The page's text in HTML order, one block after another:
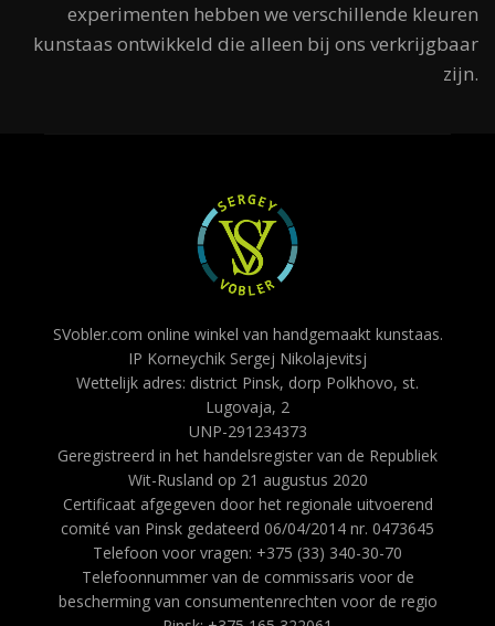
experimenten hebben we verschillende kleuren
kunstaas ontwikkeld die alleen bij ons verkrijgbaar
zijn.
SVobler.com online winkel van handgemaakt kunstaas.
IP Korneychik Sergej Nikolajevitsj
Wettelijk adres: district Pinsk, dorp Polkhovo, st.
Lugovaja, 2
UNP-291234373
Geregistreerd in het handelsregister van de Republiek
Wit-Rusland op 21 augustus 2020
Certificaat afgegeven door het regionale uitvoerend
comité van Pinsk gedateerd 06/04/2014 nr. 0473645
Telefoon voor vragen: +375 (33) 340-30-70
Telefoonnummer van de commissaris voor de
bescherming van consumentenrechten voor de regio